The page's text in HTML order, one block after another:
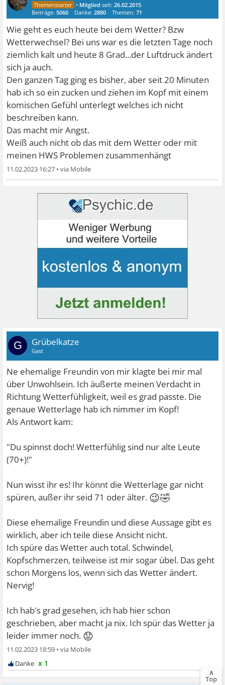
• Mitglied seit:26.02.2015
Beiträge:5060 Danke:2880 Themen:71
Wie geht es euch heute bei dem Wetter? Bzw
Wetterwechsel? Bei uns war es die letzten Tage noch
ziemlich kalt und heute 8 Grad...der Luftdruck ändert
sich ja auch.
Den ganzen Tag ging es bisher, aber seit 20 Minuten
hab ich so ein zucken und ziehen im Kopf mit einem
komischen Gefühl unterlegt welches ich nicht
beschreiben kann.
Das macht mir Angst.
Weiß auch nicht ob das mit dem Wetter oder mit
meinen HWS Problemen zusammenhängt
11.02.2023 16:27 •
G Grübelkatze
Gast
Ne ehemalige Freundin von mir klagte bei mir mal
über Unwohlsein. Ich äußerte meinen Verdacht in
Richtung Wetterfühligkeit, weil es grad passte. Die
genaue Wetterlage hab ich nimmer im Kopf!
Als Antwort kam:
"Du spinnst doch! Wetterfühlig sind nur alte Leute
(70+)!"
Nun wisst ihr es! Ihr könnt die Wetterlage gar nicht
spüren, außer ihr seid 71 oder älter. 😉🤣
Diese ehemalige Freundin und diese Aussage gibt es
wirklich, aber ich teile diese Ansicht nicht.
Ich spüre das Wetter auch total. Schwindel,
Kopfschmerzen, teilweise ist mir sogar übel. Das geht
schon Morgens los, wenn sich das Wetter ändert.
Nervig!
Ich hab's grad gesehen, ich hab hier schon
geschrieben, aber macht ja nix. Ich spür das Wetter ja
leider immer noch. 😟
11.02.2023 18:59 •
x 1
∧
Top